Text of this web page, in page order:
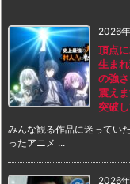
2026
頂点
生ま
の強
震え
突破
みんな観る作品に迷ってい
ったアニメ ...
2026